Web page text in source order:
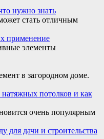
нужно знать
стать отличным
применение
элементы
в загородном доме.
натяжных потолков и как
очень популярным
для дачи и строительства